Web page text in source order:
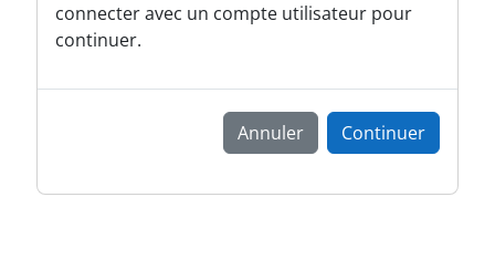
connecter avec un compte utilisateur pour
continuer.
Annuler Continuer